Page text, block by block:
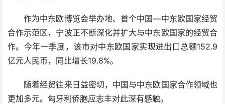
作为中东欧博览会举办地、首个中国—中东欧国家经贸
合作示范区，宁波正不断深化并扩大与中东欧国家的经贸合
作。今年一季度，该市对中东欧国家实现进出口总额152.9
亿元人民币，同比增长19.8%。
随着经贸往来日益密切，中国与中东欧国家合作领域也
更加多元。匈牙利侨胞应志丰对此深有感触。